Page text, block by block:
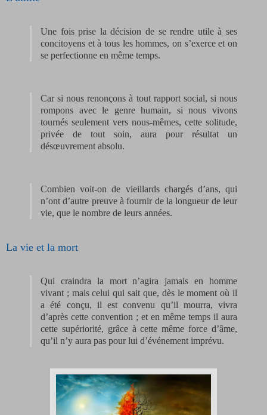
Une fois prise la décision de se rendre utile à ses
concitoyens et à tous les hommes, on s’exerce et on
se perfectionne en même temps.
Car si nous renonçons à tout rapport social, si nous
rompons avec le genre humain, si nous vivons
tournés seulement vers nous-mêmes, cette solitude,
privée de tout soin, aura pour résultat un
désœuvrement absolu.
Combien voit-on de vieillards chargés d’ans, qui
n’ont d’autre preuve à fournir de la longueur de leur
vie, que le nombre de leurs années.
La vie et la mort
Qui craindra la mort n’agira jamais en homme
vivant ; mais celui qui sait que, dès le moment où il
a été conçu, il est convenu qu’il mourra, vivra
d’après cette convention ; et en même temps il aura
cette supériorité, grâce à cette même force d’âme,
qu’il n’y aura pas pour lui d’événement imprévu.